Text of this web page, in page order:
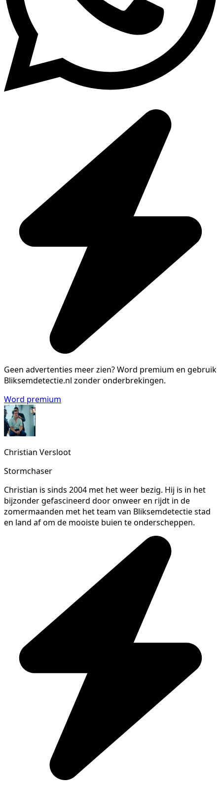
Geen advertenties meer zien?Word premium en gebruik
Bliksemdetectie.nl zonder onderbrekingen.
Word premium
Christian Versloot
Stormchaser
Christian is sinds 2004 met het weer bezig. Hij is in het
bijzonder gefascineerd door onweer en rijdt in de
zomermaanden met het team van Bliksemdetectie stad
en land af om de mooiste buien te onderscheppen.